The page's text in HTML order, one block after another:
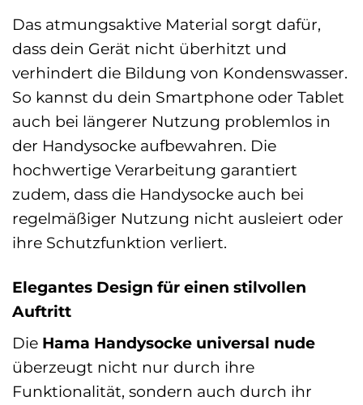
Das atmungsaktive Material sorgt dafür,
dass dein Gerät nicht überhitzt und
verhindert die Bildung von Kondenswasser.
So kannst du dein Smartphone oder Tablet
auch bei längerer Nutzung problemlos in
der Handysocke aufbewahren. Die
hochwertige Verarbeitung garantiert
zudem, dass die Handysocke auch bei
regelmäßiger Nutzung nicht ausleiert oder
ihre Schutzfunktion verliert.
Elegantes Design für einen stilvollen
Auftritt
Die Hama Handysocke universal nude
überzeugt nicht nur durch ihre
Funktionalität, sondern auch durch ihr